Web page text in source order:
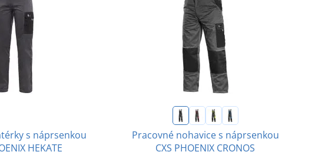
s náprsenkou
HEKATE
Pracovné nohavice s náprsenkou
CXS PHOENIX CRONOS